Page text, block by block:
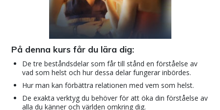
På denna kurs får du lära dig:
De tre beståndsdelar som får till stånd en förståelse av
vad som helst och hur dessa delar fungerar inbördes.
Hur man kan förbättra relationen med vem som helst.
De exakta verktyg du behöver för att öka din förståelse av
alla du känner och världen omkring dig.